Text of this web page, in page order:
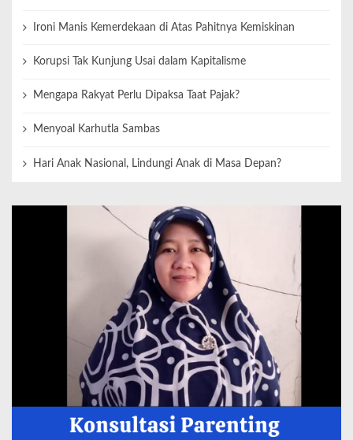
Ironi Manis Kemerdekaan di Atas Pahitnya Kemiskinan
Korupsi Tak Kunjung Usai dalam Kapitalisme
Mengapa Rakyat Perlu Dipaksa Taat Pajak?
Menyoal Karhutla Sambas
Hari Anak Nasional, Lindungi Anak di Masa Depan?